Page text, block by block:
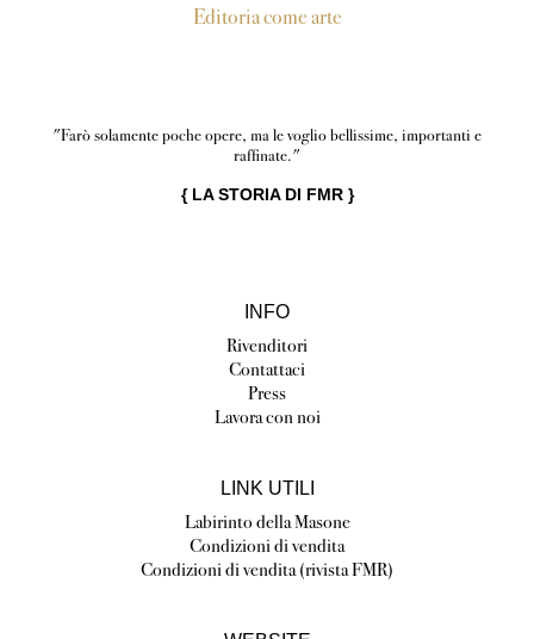
Editoria come arte
"Farò solamente poche opere, ma le voglio bellissime, importanti e
raffinate."
{ LA STORIA DI FMR}
INFO
Rivenditori
Contattaci
Press
Lavora con noi
LINK UTILI
Labirinto della Masone
Condizioni di vendita
Condizioni di vendita (rivista FMR)